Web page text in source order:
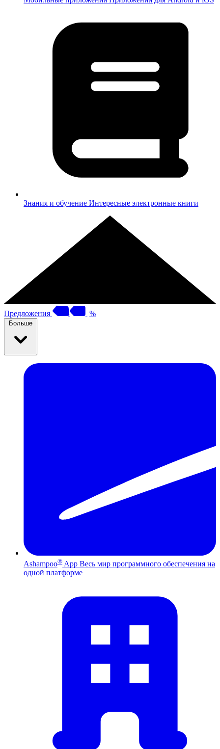
Знания и обучение Интересные электронные книги
Предложения %
Больше
Ashampoo® App Весь мир программного обеспечения на
одной платформе